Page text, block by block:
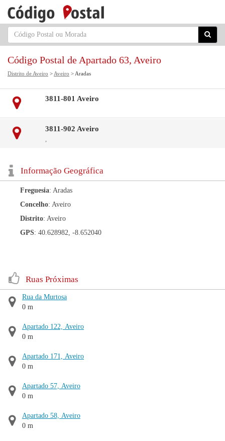
Código Postal de Apartado 63, Aveiro
Distrito de Aveiro > Aveiro > Aradas
3811-801 Aveiro
3811-902 Aveiro
,
Informação Geográfica
Freguesia: Aradas
Concelho: Aveiro
Distrito: Aveiro
GPS: 40.628982, -8.652040
Ruas Próximas
Rua da Murtosa
0 m
Apartado 122, Aveiro
0 m
Apartado 171, Aveiro
0 m
Apartado 57, Aveiro
0 m
Apartado 58, Aveiro
0 m